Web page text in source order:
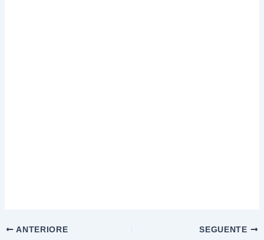
ANTERIORE SEGUENTE